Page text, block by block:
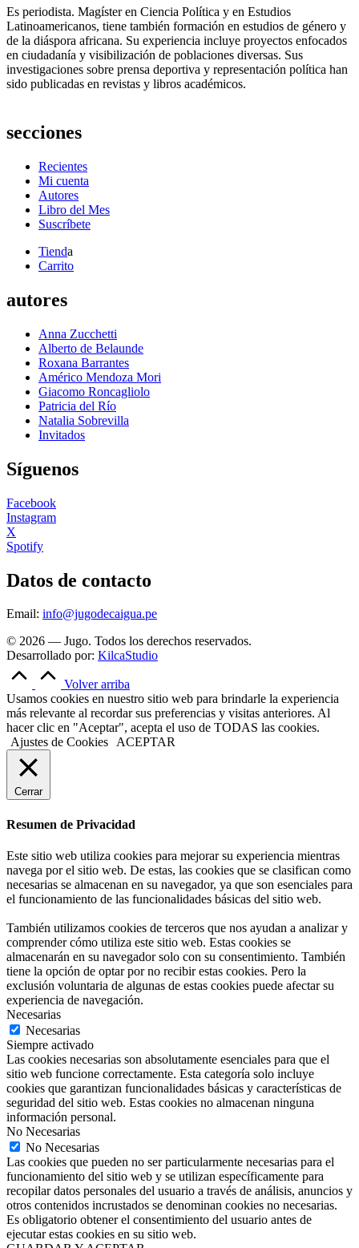
Es periodista. Magíster en Ciencia Política y en Estudios
Latinoamericanos, tiene también formación en estudios de género y
de la diáspora africana. Su experiencia incluye proyectos enfocados
en ciudadanía y visibilización de poblaciones diversas. Sus
investigaciones sobre prensa deportiva y representación política han
sido publicadas en revistas y libros académicos.
secciones
Recientes
Mi cuenta
Autores
Libro del Mes
Suscríbete
Tienda
Carrito
autores
Anna Zucchetti
Alberto de Belaunde
Roxana Barrantes
Américo Mendoza Mori
Giacomo Roncagliolo
Patricia del Río
Natalia Sobrevilla
Invitados
Síguenos
Facebook
Instagram
X
Spotify
Datos de contacto
Email: info@jugodecaigua.pe
© 2026 — Jugo. Todos los derechos reservados.
Desarrollado por: KilcaStudio
Volver arriba
Usamos cookies en nuestro sitio web para brindarle la experiencia
más relevante al recordar sus preferencias y visitas anteriores. Al
hacer clic en "Aceptar", acepta el uso de TODAS las cookies.
Ajustes de Cookies ACEPTAR
Cerrar
Resumen de Privacidad
Este sitio web utiliza cookies para mejorar su experiencia mientras
navega por el sitio web. De estas, las cookies que se clasifican como
necesarias se almacenan en su navegador, ya que son esenciales para
el funcionamiento de las funcionalidades básicas del sitio web.
También utilizamos cookies de terceros que nos ayudan a analizar y
comprender cómo utiliza este sitio web. Estas cookies se
almacenarán en su navegador solo con su consentimiento. También
tiene la opción de optar por no recibir estas cookies. Pero la
exclusión voluntaria de algunas de estas cookies puede afectar su
experiencia de navegación.
Necesarias
Necesarias
Siempre activado
Las cookies necesarias son absolutamente esenciales para que el
sitio web funcione correctamente. Esta categoría solo incluye
cookies que garantizan funcionalidades básicas y características de
seguridad del sitio web. Estas cookies no almacenan ninguna
información personal.
No Necesarias
No Necesarias
Las cookies que pueden no ser particularmente necesarias para el
funcionamiento del sitio web y se utilizan específicamente para
recopilar datos personales del usuario a través de análisis, anuncios y
otros contenidos incrustados se denominan cookies no necesarias.
Es obligatorio obtener el consentimiento del usuario antes de
ejecutar estas cookies en su sitio web.